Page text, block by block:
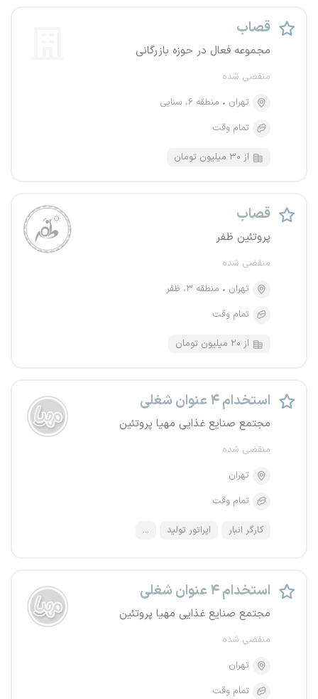
قصاب
مجموعه فعال در حوزه بازرگانی
منقضی شده
تهران
منطقه ۶، سنایی
تمام وقت
از ۳۰ میلیون تومان
قصاب
پروتئین ظفر
منقضی شده
تهران
منطقه ۳، ظفر
تمام وقت
از ۲۰ میلیون تومان
استخدام ۴ عنوان شغلی
مجتمع صنایع غذایی مهیا پروتئین
منقضی شده
تهران
تمام وقت
کارگر انبار اپراتور تولید ...
استخدام ۴ عنوان شغلی
مجتمع صنایع غذایی مهیا پروتئین
منقضی شده
تهران
تمام وقت